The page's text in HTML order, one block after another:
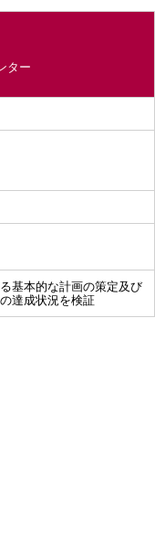
ター
基本的な計画の策定及び
達成状況を検証